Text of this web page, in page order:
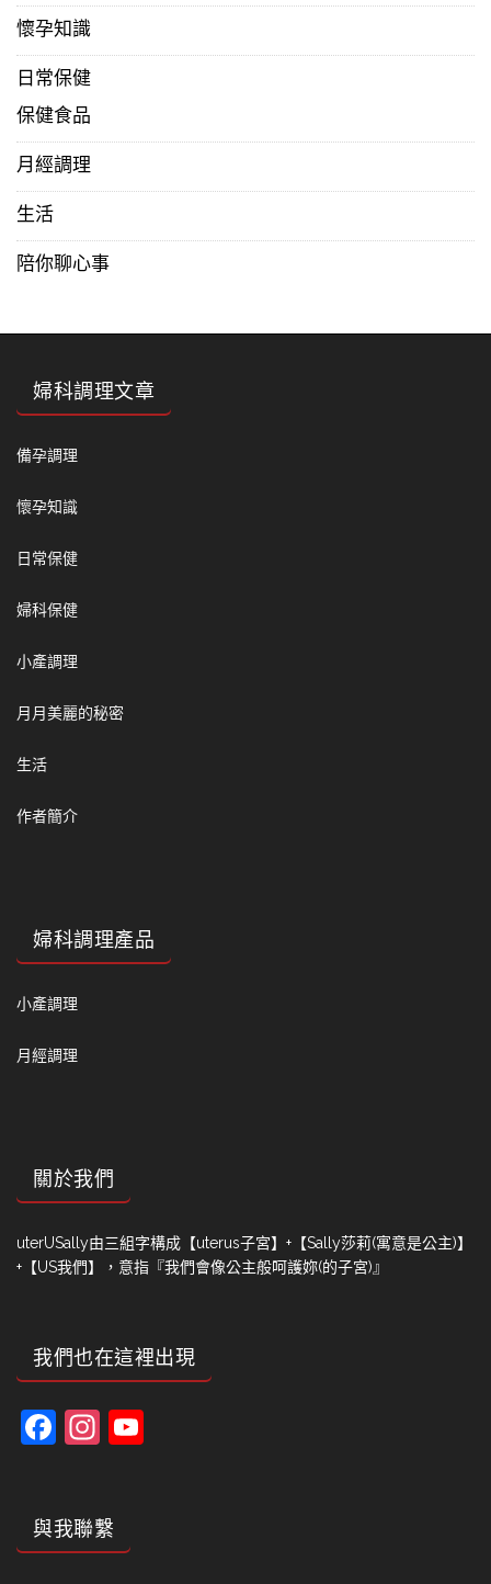
懷孕知識
日常保健
保健食品
月經調理
生活
陪你聊心事
婦科調理文章
備孕調理
懷孕知識
日常保健
婦科保健
小產調理
月月美麗的秘密
生活
作者簡介
婦科調理產品
小產調理
月經調理
關於我們
uterUSally由三組字構成【uterus子宮】+【Sally莎莉(寓意是公主)】
+【US我們】，意指『我們會像公主般呵護妳(的子宮)』
我們也在這裡出現
Facebook
Instagram
與我聯繫